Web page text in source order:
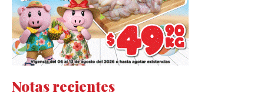
Notas recientes